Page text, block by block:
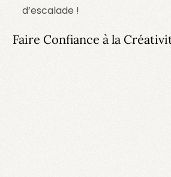
d’escalade !
Faire Confiance à la